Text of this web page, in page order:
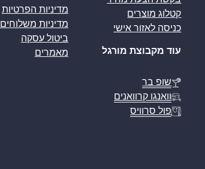
קטלוג מוצרים
כניסה לאזור אישי
עוד מקבוצת מורגל
שופ בר
וואנגו קרוואנים
פול סרוויס
מדיניות הפרטיות
מדיניות משלוחים
ביטול עסקה
מאמרים